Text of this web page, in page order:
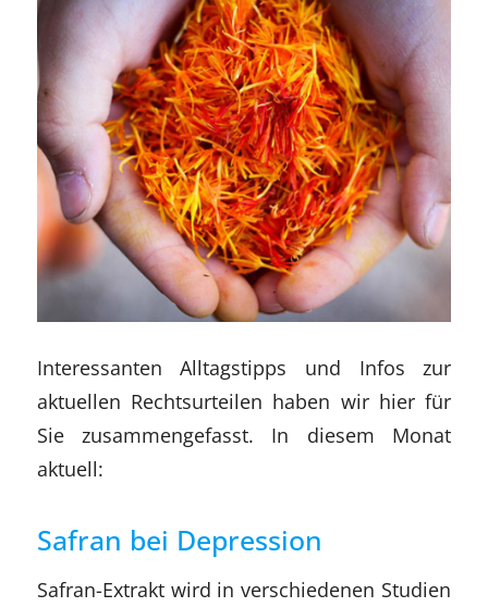
Interessanten Alltagstipps und Infos zur
aktuellen Rechtsurteilen haben wir hier für
Sie zusammengefasst. In diesem Monat
aktuell:
Safran bei Depression
Safran-Extrakt wird in verschiedenen Studien